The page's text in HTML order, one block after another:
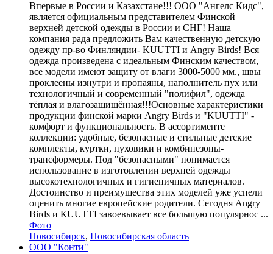
Впервые в России и Казахстане!!! ООО "Ангелс Кидс",
является официальным представителем Финской
верхней детской одежды в России и СНГ! Наша
компания рада предложить Вам качественную детскую
одежду пр-во Финляндии- KUUTTI и Angry Birds! Вся
одежда произведена с идеальным Финским качеством,
все модели имеют защиту от влаги 3000-5000 мм., швы
проклеены изнутри и пропаяны, наполнитель пух или
технологичный и современный "полифил", одежда
тёплая и влагозащищённая!!!Основные характеристики
продукции финской марки Angry Birds и "KUUTTI" -
комфорт и функциональность. В ассортименте
коллекции: удобные, безопасные и стильные детские
комплекты, куртки, пуховики и комбинезоны-
трансформеры. Под "безопасными" понимается
использование в изготовлении верхней одежды
высокотехнологичных и гигиеничных материалов.
Достоинство и преимущества этих моделей уже успели
оценить многие европейские родители. Сегодня Angry
Birds и КUUТТI завоевывает все большую популярнос ...
Фото
Новосибирск, Новосибирская область
OOO "Конти"